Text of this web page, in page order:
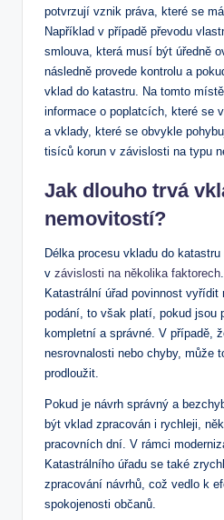
potvrzují vznik práva, které ‍se
Například v‌ případě převodu⁣
smlouva, která ⁣musí⁢ být úředně
následně provede kontrolu a
‌vklad do katastru. ⁢Na‌ tomto
informace​ o poplatcích, které‌ se
a vklady, které⁢ se⁤ obvykle
tisíců korun ‌v‌ závislosti na‌ typu
Jak dlouho trvá
nemovitostí?
Délka procesu vkladu⁤ do
v ​ závislosti na několika faktorech
Katastrální úřad povinnost vyřídit
podání, to však platí, pokud jsou
kompletní⁢ a správné.​ V ⁣případě,
nesrovnalosti​ nebo chyby, může‌
prodloužit.
Pokud‌ je návrh správný⁣ a
být vklad zpracován i rychleji,
pracovních ⁣dní.‌ V rámci
Katastrálního úřadu ‌se ⁢také
zpracování‌ návrhů, což vedlo ‍k
‍spokojenosti občanů.